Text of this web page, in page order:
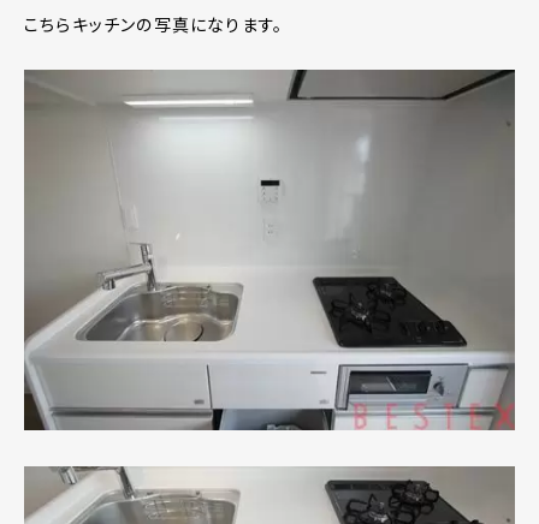
こちらキッチンの写真になります。